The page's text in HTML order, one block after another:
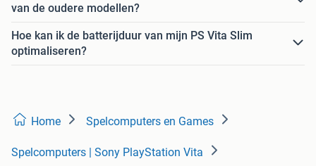
van de oudere modellen?
Hoe kan ik de batterijduur van mijn PS Vita Slim
optimaliseren?
Home Spelcomputers en Games
Spelcomputers | Sony PlayStation Vita